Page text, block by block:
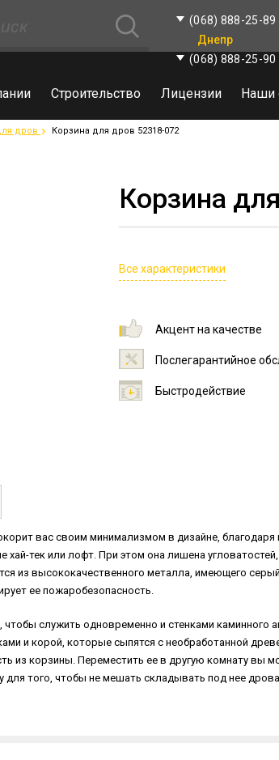
(068) 888-25-89
Днепр
(068) 888-25-90
Строительство Лицензии Наши
дров Корзина для дров 52318-072
Корзина
Все характеристики
Акцент на качестве
Послегарантийное
Быстродействие
вас своим минимализмом в дизайне, благодаря
тек или лофт. При этом она лишена
из высококачественного металла, имеющего
ее пожаробезопасность.
служить одновременно и стенками каминного
и корой, которые сыпятся с необработанной
из корзины. Переместить ее в другую комнату вы
того, чтобы не мешать складывать под нее